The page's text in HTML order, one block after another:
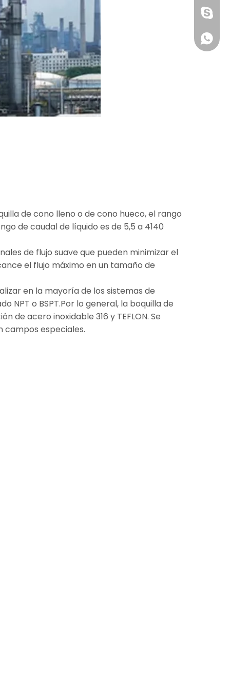
de cono lleno o de cono hueco, el rango
de caudal de líquido es de 5,5 a 4140
de flujo suave que pueden minimizar el
el flujo máximo en un tamaño de
en la mayoría de los sistemas de
NPT o BSPT.Por lo general, la boquilla de
de acero inoxidable 316 y TEFLON. Se
campos especiales.